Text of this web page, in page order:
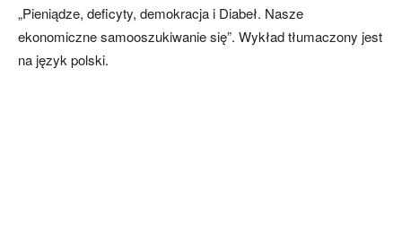
„Pieniądze, deficyty, demokracja i Diabeł. Nasze
ekonomiczne samooszukiwanie się”. Wykład tłumaczony jest
na język polski.